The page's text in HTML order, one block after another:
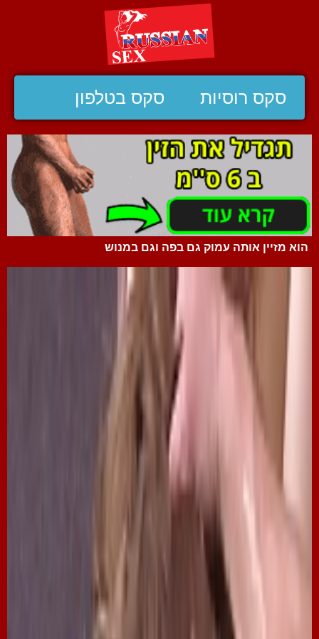
סקס רוסיות סקס בטלפון
הוא מזיין אותה עמוק גם בפה וגם במנוש